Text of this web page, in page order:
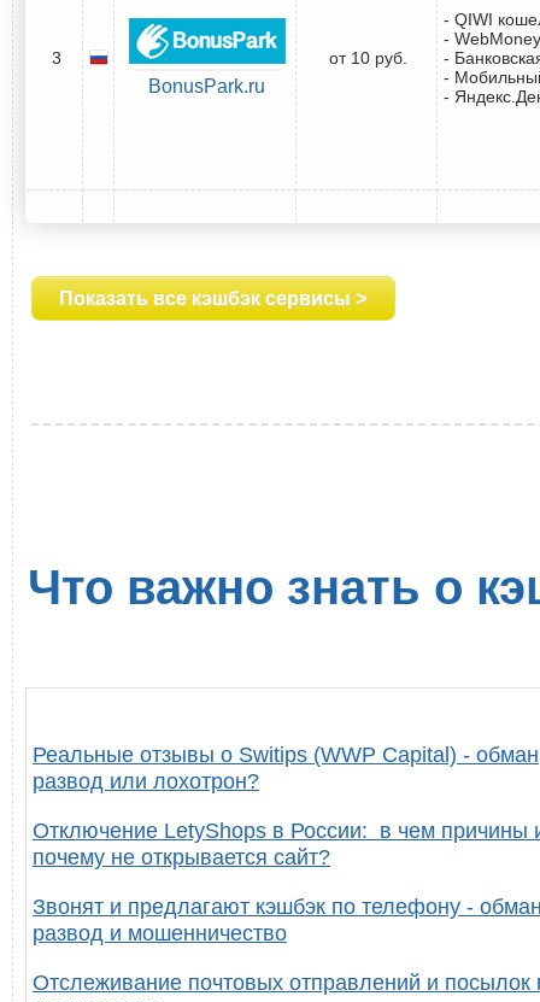
3
BonusPark.ru
от 10 руб.
- QIWI
- WebMoney
-
-
-
Показать все кэшбэк сервисы >
Что важно знать о
Реальные отзывы о Switips (WWP Capital) -
развод или лохотрон?
Отключение LetyShops в России: в чем причины
почему не открывается сайт?
Звонят и предлагают кэшбэк по телефону -
развод и мошенничество
Отслеживание почтовых отправлений и посылок